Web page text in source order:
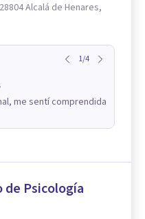
Alcalá de Henares,
1/4
me sentí comprendida
Psicología